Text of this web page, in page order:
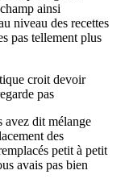
ainsi
niveau des recettes
pas tellement plus
croit devoir
pas
avez dit mélange
des
petit à petit
avais pas bien